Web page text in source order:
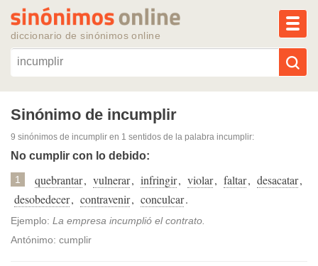
diccionario de sinónimos online
Reescribir texto con IA
Sinónimos populares
Temas populares
Temas recientes
Sinónimo de incumplir
9 sinónimos de incumplir en 1 sentidos de la palabra incumplir:
No cumplir con lo debido:
1 quebrantar, vulnerar, infringir, violar, faltar, desacatar,
desobedecer, contravenir, conculcar.
Ejemplo: La empresa incumplió el contrato.
Antónimo: cumplir